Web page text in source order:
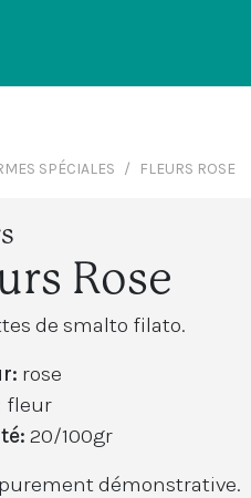
SPÉCIALES FLEURS ROSE
Rose
de smalto filato.
rose
fleur
20/100gr
démonstrative.